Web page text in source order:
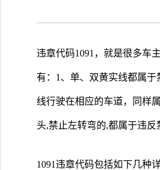
违章代码1091，就是很多车
有：1、单、双黄实线都属
线行驶在相应的车道，同样
头,禁止左转弯的,都属于违反
1091违章代码包括如下几种